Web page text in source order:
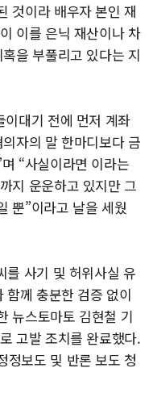
것이라 배우자 본인 재
이를 은닉 재산이나 차
을 부풀리고 있다는 지
이대기 전에 먼저 계좌
자의 말 한마디보다 금
“사실이라면 이라는
지 운운하고 있지만 그
뿐”이라고 날을 세웠
를 사기 및 허위사실 유
께 충분한 검증 없이
뉴스토마토 김현철 기
고발 조치를 완료했다.
정보도 및 반론 보도 청